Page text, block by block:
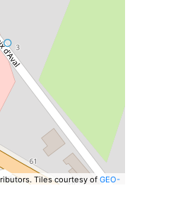
Tiles courtesy of GEO-